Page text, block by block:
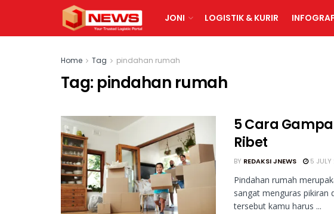
JONI LOGISTIK & KURIR
Home Tag pindahan rumah
Tag: pindahan rumah
5 Cara
Ribet
BY REDAKSI JNEWS 5 JULY
Pindahan rumah
sangat menguras pikiran
tersebut kamu harus ...